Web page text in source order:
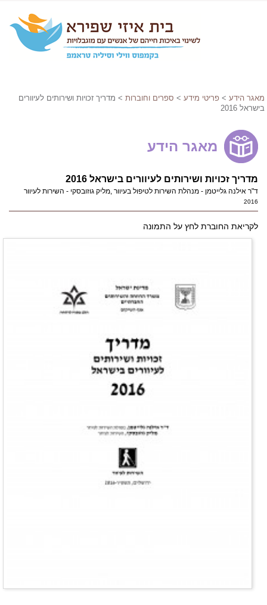
מאגר הידע > פריטי מידע > ספרים וחוברות > מדריך זכויות ושירותים לעיוורים
בישראל 2016
מאגר הידע
מדריך זכויות ושירותים לעיוורים בישראל 2016
ד"ר אילנה גלייטמן - מנהלת השירות לטיפול בעיוור ,מליק גוזובסקי - השירות לעיוור
2016
לקריאת החוברת לחץ על התמונה